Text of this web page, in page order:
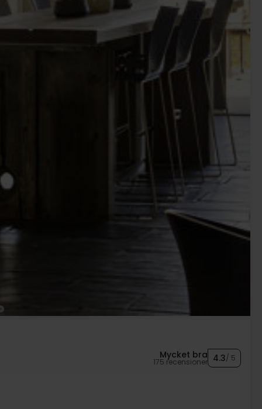
Mycket bra
175 recensioner 4.3/ 5